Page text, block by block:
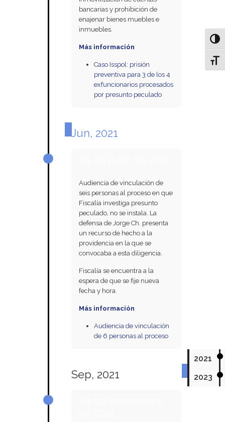
2021
2023
bancarias y prohibición de
enajenar bienes muebles e
inmuebles.
Más información
Caso Isspol: prisión
preventiva para 3 de los 4
exfuncionarios procesados
por presunto peculado
Jun, 2021
Audiencia de vinculación de
seis personas al proceso en que
Fiscalía investiga presunto
peculado, no se instala. La
defensa de Jorge Ch. presenta
un recurso de hecho a la
providencia en la que se
convocaba a esta diligencia.
Fiscalía se encuentra a la
espera de que se fije nueva
fecha y hora.
Más información
Audiencia de vinculación
de 6 personas al proceso
Sep, 2021